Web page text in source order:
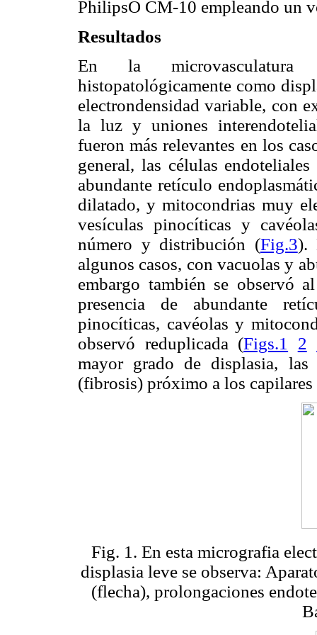
PhilipsÒ CM-10 empleando un
Resultados
En la microvasculatura
histopatológicamente como
electrondensidad variable, con
la luz y uniones
fueron más relevantes en los
general, las células
abundante retículo
dilatado, y mitocondrias muy
vesículas pinocíticas y
número y distribución (Fig.3).
algunos casos, con vacuolas y
embargo también se observó
presencia de abundante
pinocíticas, cavéolas y
observó reduplicada (Figs.1 2
mayor grado de displasia, las
(fibrosis) próximo a los capilares
Fig. 1. En esta micrografia
displasia leve se observa:
(flecha), prolongaciones